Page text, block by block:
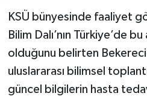
KSÜ bünyesinde faaliyet
Bilim Dalı’nın Türkiye’de
olduğunu belirten
uluslararası bilimsel
güncel bilgilerin hasta